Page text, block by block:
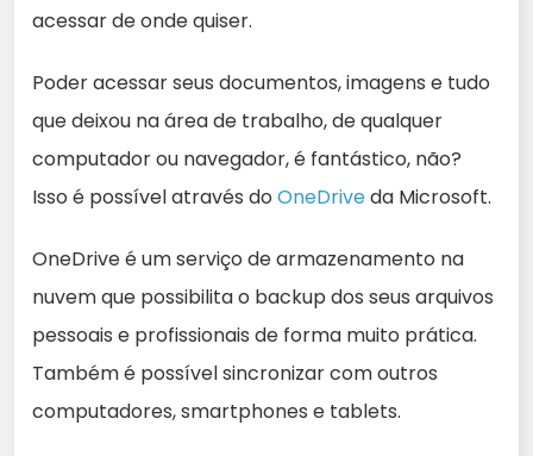
acessar de onde quiser.
Poder acessar seus documentos, imagens e tudo
que deixou na área de trabalho, de qualquer
computador ou navegador, é fantástico, não?
Isso é possível através do OneDriveda Microsoft.
OneDrive é um serviço de armazenamento na
nuvem que possibilita o backup dos seus arquivos
pessoais e profissionais de forma muito prática.
Também é possível sincronizar com outros
computadores, smartphones e tablets.